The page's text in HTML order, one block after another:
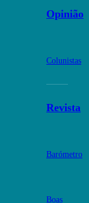
Opinião
Colunistas
Revista
Barómetro
Boas